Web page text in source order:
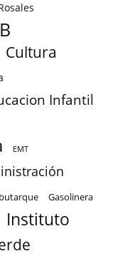
Cultura
Infantil
EMT
Gasolinera
Instituto